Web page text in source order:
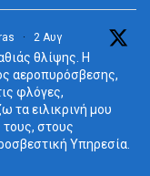
· 2 Αυγ
θλίψης. Η
αεροπυρόσβεσης,
φλόγες,
τα ειλικρινή μου
τους, στους
Υπηρεσία.